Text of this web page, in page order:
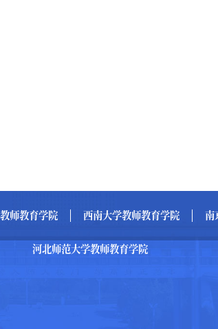
师教育学院 西南大学教师教育学院 南
河北师范大学教师教育学院